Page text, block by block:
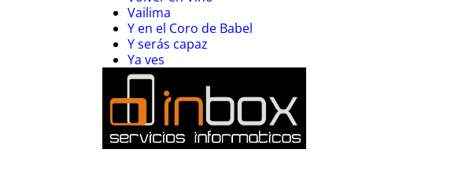
Vailima
Y en el Coro de Babel
Y serás capaz
Ya ves